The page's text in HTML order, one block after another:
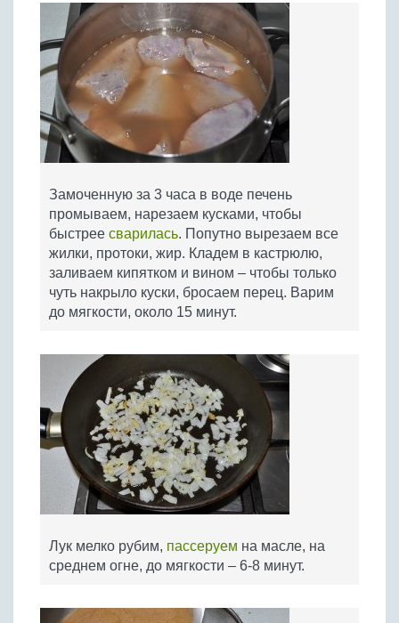
Замоченную за 3 часа в воде печень
промываем, нарезаем кусками, чтобы
быстрее сварилась. Попутно вырезаем все
жилки, протоки, жир. Кладем в кастрюлю,
заливаем кипятком и вином – чтобы только
чуть накрыло куски, бросаем перец. Варим
до мягкости, около 15 минут.
Лук мелко рубим, пассеруем на масле, на
среднем огне, до мягкости – 6-8 минут.